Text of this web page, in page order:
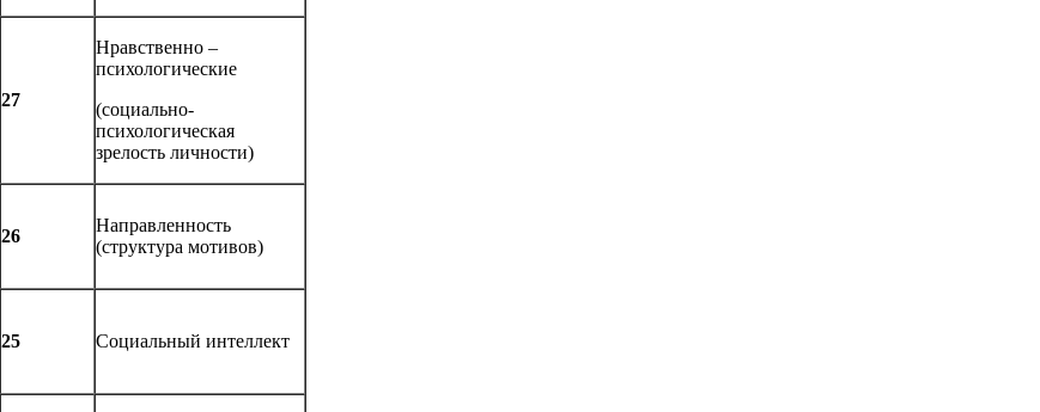
27
Нравственно –
психологические
(социально-
психологическая
зрелость личности)
26
Направленность
(структура мотивов)
25 Социальный интеллект